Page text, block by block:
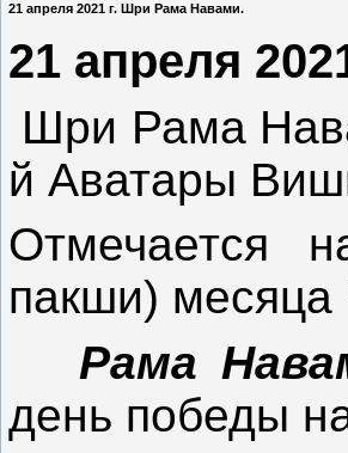
21 апреля 2021 г. Шри Рама Навами.
21 апреля
Шри Рама
й Аватары
Отмечается
пакши) месяца
Рама
день победы